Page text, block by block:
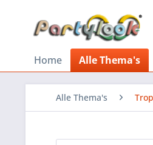
Home Alle Thema's
Alle Thema's